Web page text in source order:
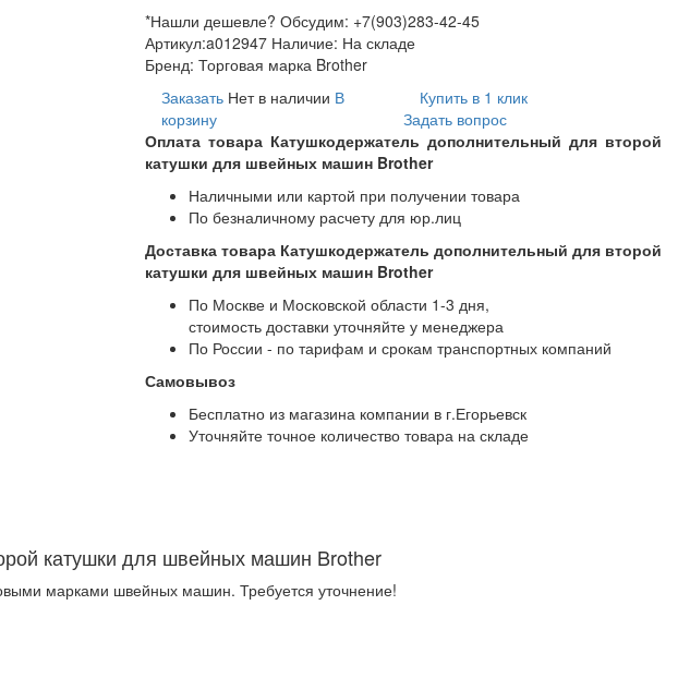
*Нашли дешевле? Обсудим: +7(903)283-42-45
Артикул:a012947 Наличие: На складе
Бренд: Торговая марка Brother
Заказать Нет в наличии В
корзину
Купить в 1 клик
Задать вопрос
Оплата товара Катушкодержатель дополнительный для второй
катушки для швейных машин Brother
Наличными или картой при получении товара
По безналичному расчету для юр.лиц
Доставка товара Катушкодержатель дополнительный для второй
катушки для швейных машин Brother
По Москве и Московской области 1-3 дня,
стоимость доставки уточняйте у менеджера
По России - по тарифам и срокам транспортных компаний
Самовывоз
Бесплатно из магазина компании в г.Егорьевск
Уточняйте точное количество товара на складе
катушки для швейных машин Brother
марками швейных машин. Требуется уточнение!